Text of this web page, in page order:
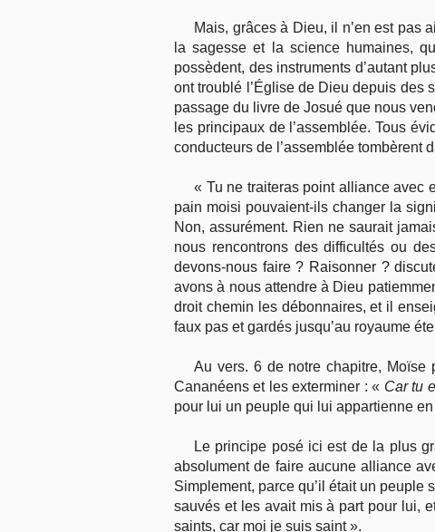
Mais, grâces à Dieu, il n’en est pas
la sagesse et la science humaines,
possèdent, des instruments d’autant
ont troublé l’Église de Dieu depuis des
passage du livre de Josué que nous
les principaux de l’assemblée. Tous
conducteurs de l’assemblée tombèrent
« Tu ne traiteras point alliance avec
pain moisi pouvaient-ils changer la
Non, assurément. Rien ne saurait
nous rencontrons des difficultés ou
devons-nous faire ? Raisonner ?
avons à nous attendre à Dieu
droit chemin les débonnaires, et il
faux pas et gardés jusqu’au royaume
Au vers. 6 de notre chapitre,
Cananéens et les exterminer : « Car tu
pour lui un peuple qui lui appartienne
Le principe posé ici est de la plus
absolument de faire aucune alliance
Simplement, parce qu’il était un peuple
sauvés et les avait mis à part pour lui,
saints, car moi je suis saint ».